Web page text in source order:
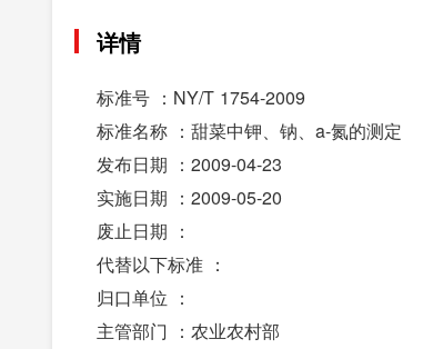
详情
标准号 ：NY/T 1754-2009
标准名称 ：甜菜中钾、钠、a-氮的测定
发布日期 ：2009-04-23
实施日期 ：2009-05-20
废止日期 ：
代替以下标准 ：
归口单位 ：
主管部门 ：农业农村部